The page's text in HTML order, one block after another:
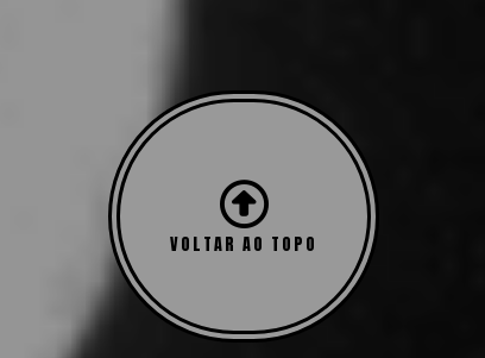
VOLTAR AO TOPO